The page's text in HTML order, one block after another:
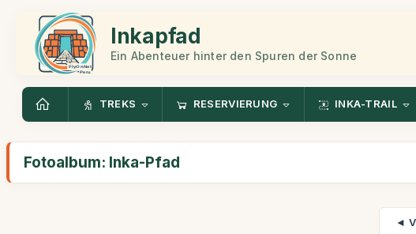
Inkapfad
Ein Abenteuer hinter den Spuren der Sonne
TREKS RESERVIERUNG INKA-TRAIL
Fotoalbum: Inka-Pfad
◄